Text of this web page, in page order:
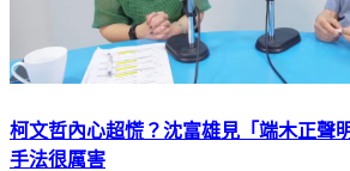
柯文哲內心超慌？沈富雄見「端木正
手法很厲害